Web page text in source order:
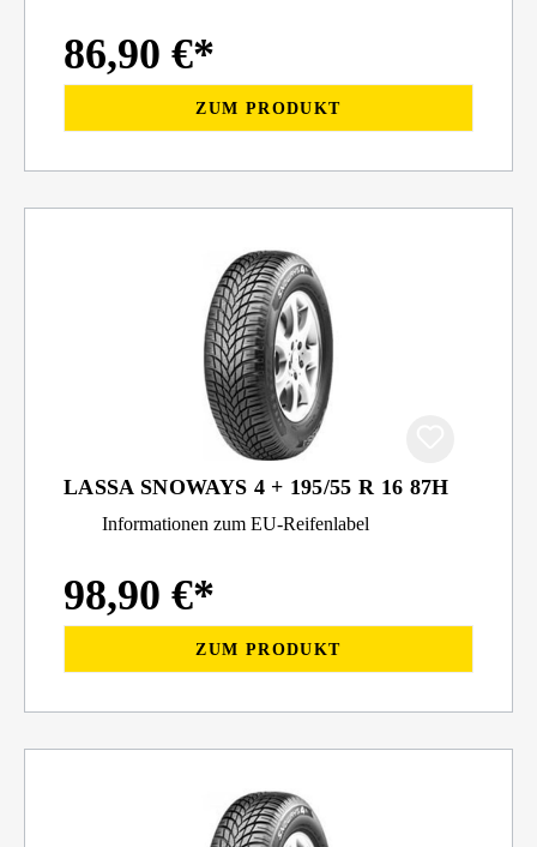
86,90 €*
ZUM PRODUKT
LASSA SNOWAYS 4 + 195/55 R 16 87H
Informationen zum EU-Reifenlabel
98,90 €*
ZUM PRODUKT